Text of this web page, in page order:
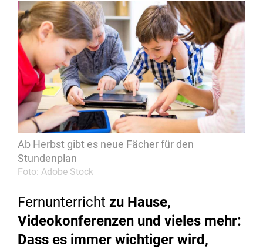
Ab Herbst gibt es neue Fächer für den
Stundenplan
Foto: Adobe Stock
Fernunterricht zu Hause,
Videokonferenzen und vieles mehr:
Dass es immer wichtiger wird,